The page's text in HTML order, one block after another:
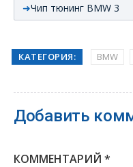
Чип тюнинг BMW 3
КАТЕГОРИЯ: BMW
Добавить
КОММЕНТАРИЙ *